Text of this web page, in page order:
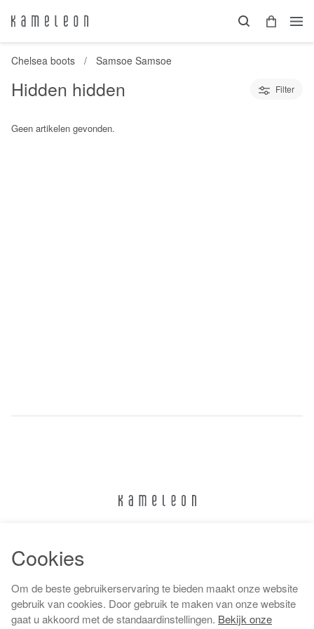
Chelsea boots Samsoe Samsoe
Hidden hidden Filter
Geen artikelen gevonden.
Algemene voorwaarden
Cookies
Om de beste gebruikerservaring te bieden maakt onze website
gebruik van cookies. Door gebruik te maken van onze website
gaat u akkoord met de standaardinstellingen. Bekijk onze